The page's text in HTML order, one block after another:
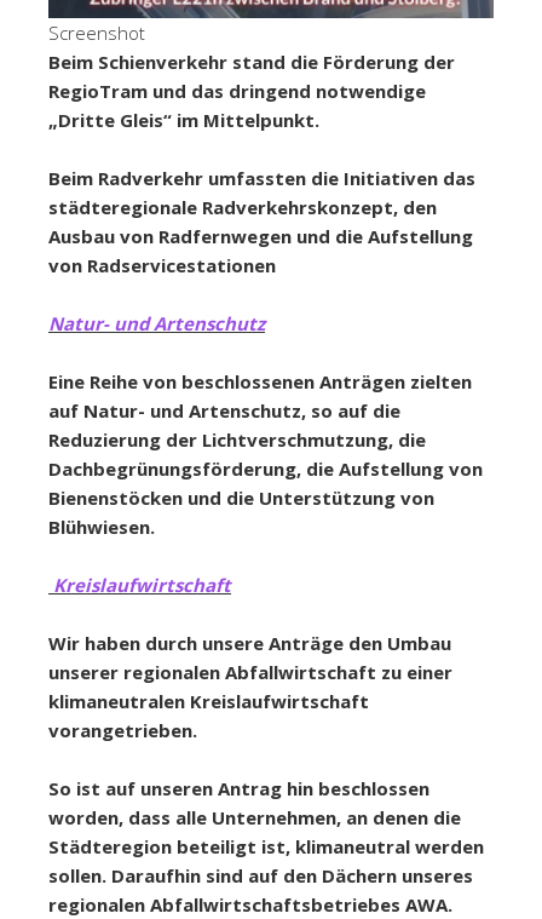
Screenshot
Beim Schienverkehr stand die Förderung der
RegioTram und das dringend notwendige
„Dritte Gleis“ im Mittelpunkt.
Beim Radverkehr umfassten die Initiativen das
städteregionale Radverkehrskonzept, den
Ausbau von Radfernwegen und die Aufstellung
von Radservicestationen
Natur- und Artenschutz
Eine Reihe von beschlossenen Anträgen zielten
auf Natur- und Artenschutz, so auf die
Reduzierung der Lichtverschmutzung, die
Dachbegrünungsförderung, die Aufstellung von
Bienenstöcken und die Unterstützung von
Blühwiesen.
Kreislaufwirtschaft
Wir haben durch unsere Anträge den Umbau
unserer regionalen Abfallwirtschaft zu einer
klimaneutralen Kreislaufwirtschaft
vorangetrieben.
So ist auf unseren Antrag hin beschlossen
worden, dass alle Unternehmen, an denen die
Städteregion beteiligt ist, klimaneutral werden
sollen. Daraufhin sind auf den Dächern unseres
regionalen Abfallwirtschaftsbetriebes AWA.